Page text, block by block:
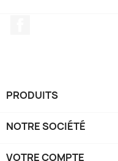
PRODUITS
NOTRE SOCIÉTÉ
VOTRE COMPTE